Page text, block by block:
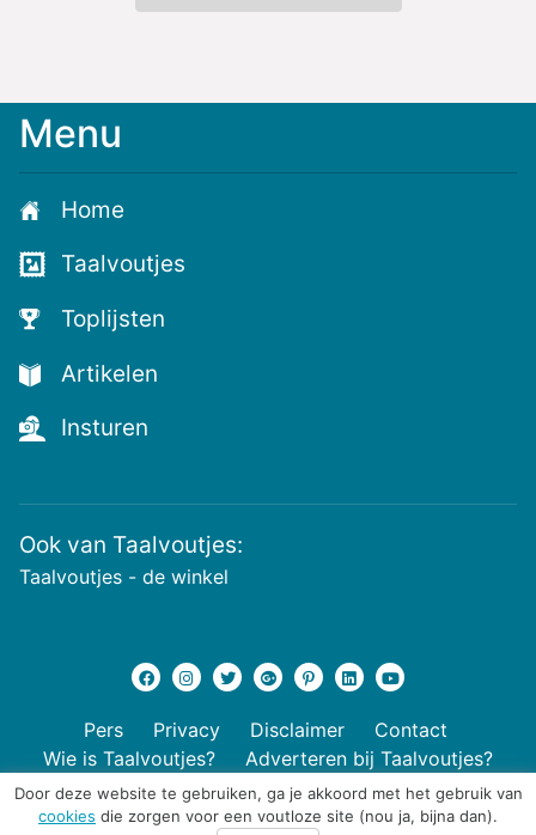
Meld
voor
de
nieuwste
voutjes
en
de
voutste
nieuwtjes!
Menu
Home
Taalvoutjes
Toplijsten
Artikelen
Insturen
Ook van Taalvoutjes:
Taalvoutjes - de winkel
Pers Privacy Disclaimer
Contact
Wie is Taalvoutjes?
Adverteren bij Taalvoutjes?
Door deze website te gebruiken, ga je akkoord met het gebruik van
cookies die zorgen voor een voutloze site (nou ja, bijna dan).